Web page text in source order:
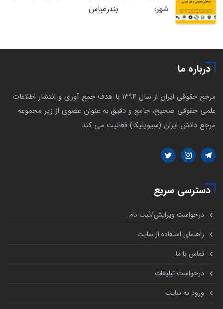
شهر:
بندرعباس
درباره ما
مرجع حقوقی ایران از سال 1394 با هدف جمع آوری و انتشار اطلاعات
علمی حقوقی صحیح، جامع و دقیق به عنوان عضوی از زیر مجموعه
مرجع دانش ایران (سیویلیکا) فعالیت می کند.
دسترسی سریع
درخواست ویرایش/ثبت نام
راهنمای استفاده از سایت
تماس با ما
درخواست تبلیغات
ورود به سایت